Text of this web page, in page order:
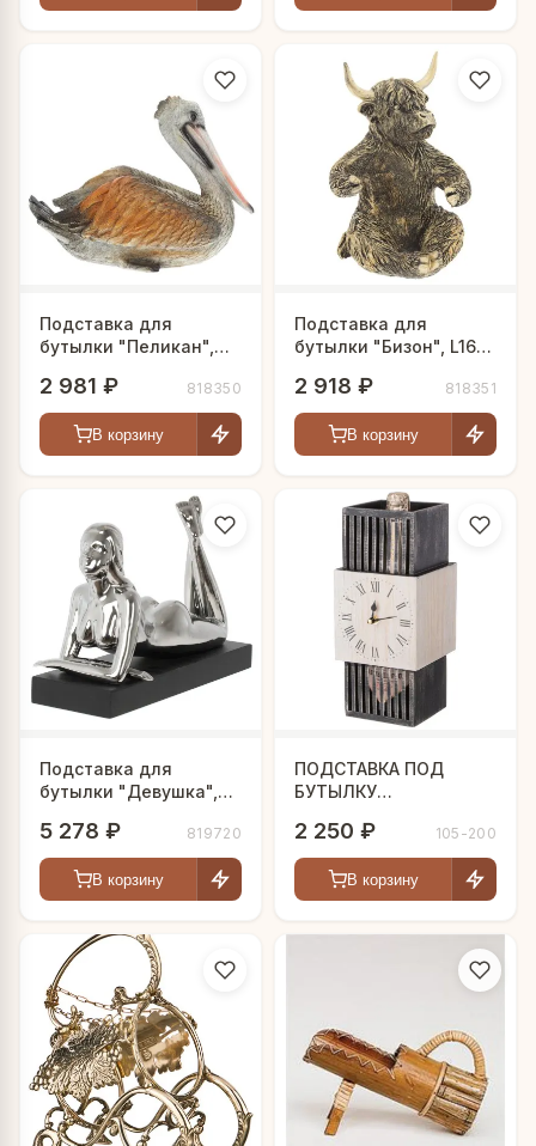
Подставка для
бутылки "Пеликан",
2 981 ₽ 818350
В корзину
Подставка для
бутылки "Бизон", L16
2 918 ₽ 818351
В корзину
Подставка для
бутылки "Девушка",
5 278 ₽ 819720
В корзину
ПОДСТАВКА ПОД
БУТЫЛКУ
2 250 ₽ 105-200
В корзину